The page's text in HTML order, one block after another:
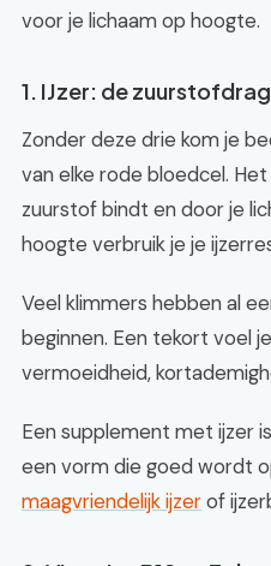
voor je lichaam op hoogte.
1. IJzer: de
Zonder deze drie kom je
van elke rode bloedcel.
zuurstof bindt en door je
hoogte verbruik je je
Veel klimmers hebben al
beginnen. Een tekort voel
vermoeidheid,
Een supplement met ijzer
een vorm die goed wordt
maagvriendelijk ijzerof